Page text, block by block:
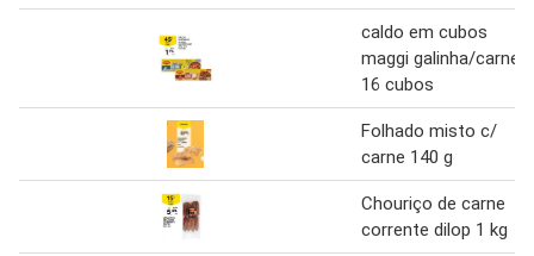
caldo em cubos
maggi galinha/carne
16 cubos
Folhado misto c/
carne 140 g
Chouriço de carne
corrente dilop 1 kg